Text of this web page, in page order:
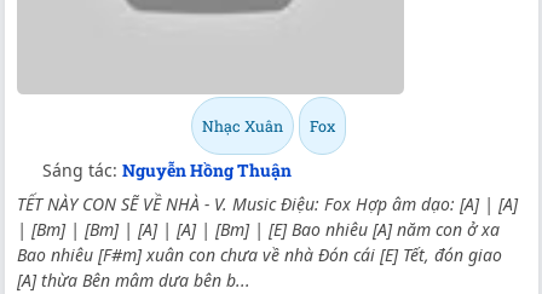
Nhạc Xuân Fox
Sáng tác: Nguyễn Hồng Thuận
TẾT NÀY CON SẼ VỀ NHÀ - V. Music Điệu: Fox Hợp âm dạo: [A] | [A]
| [Bm] | [Bm] | [A] | [A] | [Bm] | [E] Bao nhiêu [A] năm con ở xa
Bao nhiêu [F#m] xuân con chưa về nhà Đón cái [E] Tết, đón giao
[A] thừa Bên mâm dưa bên b...